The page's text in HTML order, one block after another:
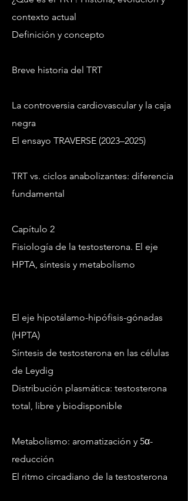
contexto actual
Definición y concepto
Breve historia del TRT
La controversia cardiovascular y la caja
negra
El ensayo TRAVERSE (2023–2025)
TRT vs. ciclos anabolizantes: diferencia
fundamental
Capítulo 2
Fisiología de la testosterona. El eje
HPTA, síntesis y metabolismo
El eje hipotálamo-hipófisis-gónadas
(HPTA)
Síntesis de testosterona en las células
de Leydig
Distribución plasmática: testosterona
total, libre y biodisponible
Metabolismo: aromatización y 5α-
reducción
El ritmo circadiano de la testosterona